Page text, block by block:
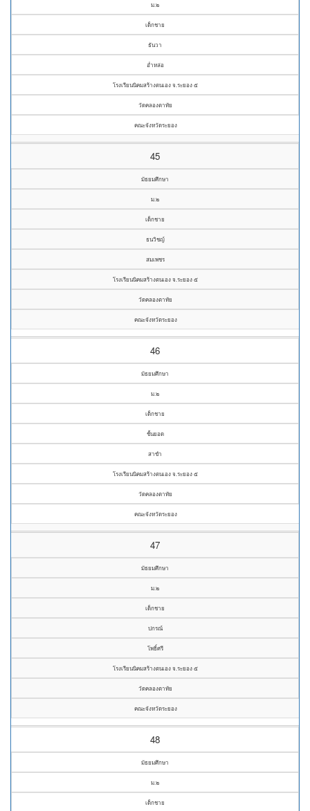
ม.๒
เด็กชาย
ธันวา
อ่ำหล่อ
โรงเรียนนิคมสร้างตนเอง จ.ระยอง ๕
วัดคลองตาทัย
คณะจังหวัดระยอง
45
มัธยมศึกษา
ม.๒
เด็กชาย
ธนวิชญ์
สมเพชร
โรงเรียนนิคมสร้างตนเอง จ.ระยอง ๕
วัดคลองตาทัย
คณะจังหวัดระยอง
46
มัธยมศึกษา
ม.๒
เด็กชาย
ชั้นยอด
สาขำ
โรงเรียนนิคมสร้างตนเอง จ.ระยอง ๕
วัดคลองตาทัย
คณะจังหวัดระยอง
47
มัธยมศึกษา
ม.๒
เด็กชาย
ปกรณ์
โพธิ์ศรี
โรงเรียนนิคมสร้างตนเอง จ.ระยอง ๕
วัดคลองตาทัย
คณะจังหวัดระยอง
48
มัธยมศึกษา
ม.๒
เด็กชาย